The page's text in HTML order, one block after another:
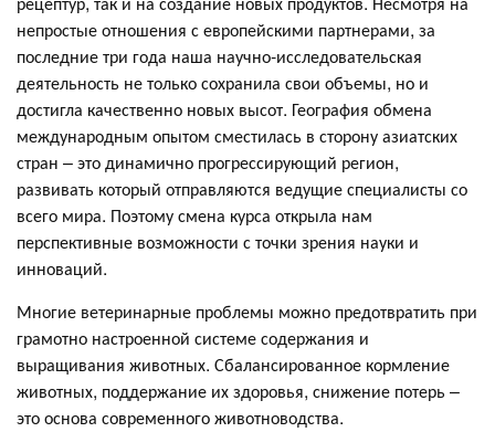
непростые отношения с европейскими партнерами, за
последние три года наша научно-исследовательская
деятельность не только сохранила свои объемы, но и
достигла качественно новых высот. География обмена
международным опытом сместилась в сторону азиатских
стран – это динамично прогрессирующий регион,
развивать который отправляются ведущие специалисты со
всего мира. Поэтому смена курса открыла нам
перспективные возможности с точки зрения науки и
инноваций.
Многие ветеринарные проблемы можно предотвратить при
грамотно настроенной системе содержания и
выращивания животных. Сбалансированное кормление
животных, поддержание их здоровья, снижение потерь –
это основа современного животноводства.